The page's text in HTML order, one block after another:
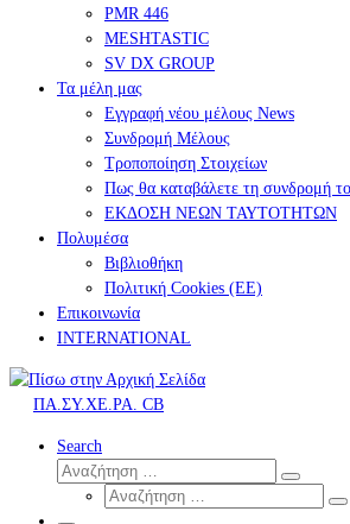
PMR 446
MESHTASTIC
SV DX GROUP
Τα μέλη μας
Εγγραφή νέου μέλους News
Συνδρομή Μέλους
Τροποποίηση Στοιχείων
Πως θα καταβάλετε τη συνδρομή
ΕΚΔΟΣΗ ΝΕΩΝ ΤΑΥΤΟΤΗΤΩΝ
Πολυμέσα
Βιβλιοθήκη
Πολιτική Cookies (ΕΕ)
Επικοινωνία
INTERNATIONAL
ΠΑ.ΣΥ.ΧΕ.ΡΑ. CB
Search
Αναζήτηση
Αναζήτηση